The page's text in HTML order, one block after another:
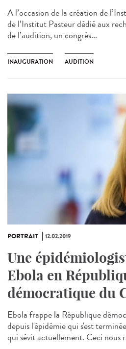
A l’occasion de la création de
de l’Institut Pasteur dédié aux
de l’audition, un congrès...
INAUGURATION AUDITION
PORTRAIT 12.02.2019
Une
Ebola en
démocratique du
Ebola frappe la République
depuis l'épidémie qui s'est
qui sévit actuellement. Ceci nous